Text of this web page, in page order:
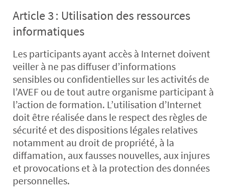
Article 3 : Utilisation des ressources
informatiques
Les participants ayant accès à Internet doivent
veiller à ne pas diffuser d’informations
sensibles ou confidentielles sur les activités de
l’AVEF ou de tout autre organisme participant à
l’action de formation. L’utilisation d’Internet
doit être réalisée dans le respect des règles de
sécurité et des dispositions légales relatives
notamment au droit de propriété, à la
diffamation, aux fausses nouvelles, aux injures
et provocations et à la protection des données
personnelles.